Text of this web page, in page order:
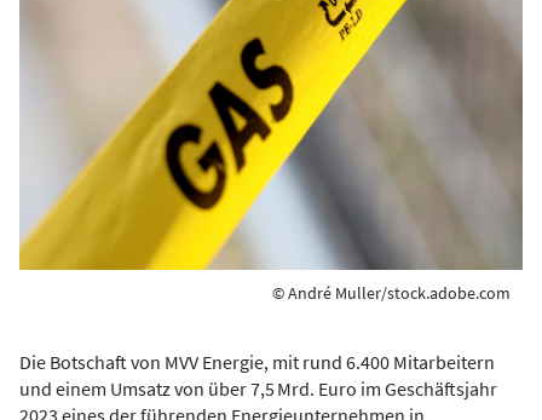
© André Muller/stock.adobe.com
Die Botschaft von MVV Energie, mit rund 6.400 Mitarbeitern
und einem Umsatz von über 7,5 Mrd. Euro im Geschäftsjahr
2023 eines der führenden Energieunternehmen in